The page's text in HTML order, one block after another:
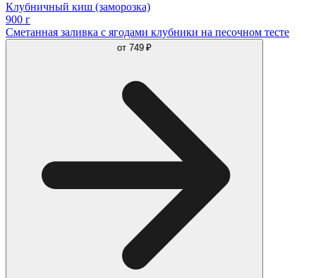
Клубничный киш (заморозка)
900 г
Сметанная заливка с ягодами клубники на песочном тесте
от 749 ₽